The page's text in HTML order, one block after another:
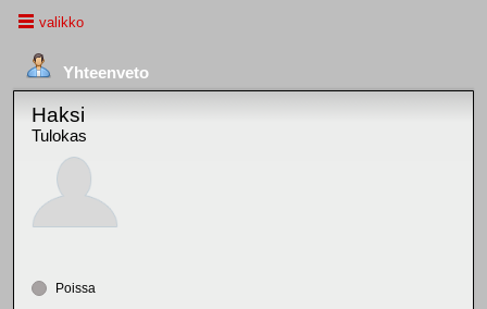
valikko
Yhteenveto
Haksi
Tulokas
Poissa